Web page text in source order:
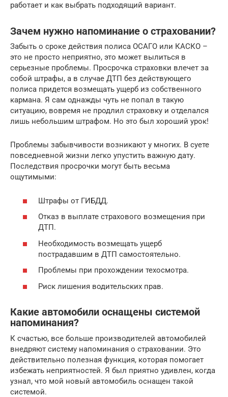
работает и как выбрать подходящий вариант.
Зачем нужно напоминание о страховании?
Забыть о сроке действия полиса ОСАГО или КАСКО –
это не просто неприятно, это может вылиться в
серьезные проблемы. Просрочка страховки влечет за
собой штрафы, а в случае ДТП без действующего
полиса придется возмещать ущерб из собственного
кармана. Я сам однажды чуть не попал в такую
ситуацию, вовремя не продлил страховку и отделался
лишь небольшим штрафом. Но это был хороший урок!
Проблемы забывчивости возникают у многих. В суете
повседневной жизни легко упустить важную дату.
Последствия просрочки могут быть весьма
ощутимыми:
Штрафы от ГИБДД.
Отказ в выплате страхового возмещения при
ДТП.
Необходимость возмещать ущерб
пострадавшим в ДТП самостоятельно.
Проблемы при прохождении техосмотра.
Риск лишения водительских прав.
Какие автомобили оснащены системой
напоминания?
К счастью, все больше производителей автомобилей
внедряют систему напоминания о страховании. Это
действительно полезная функция, которая помогает
избежать неприятностей. Я был приятно удивлен, когда
узнал, что мой новый автомобиль оснащен такой
системой.